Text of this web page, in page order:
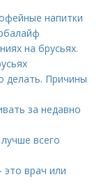
напитки
на брусьях.
делать. Причины
за недавно
всего
это врач или